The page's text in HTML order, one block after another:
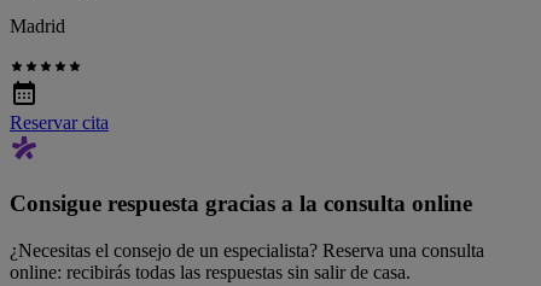
Madrid
Reservar cita
Consigue respuesta gracias a la consulta online
¿Necesitas el consejo de un especialista? Reserva una consulta
online: recibirás todas las respuestas sin salir de casa.